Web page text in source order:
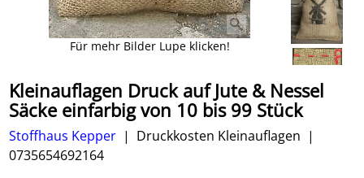
Für mehr Bilder Lupe klicken!
Kleinauflagen Druck auf Jute & Nessel
Säcke einfarbig von 10 bis 99 Stück
Stoffhaus Kepper
Druckkosten Kleinauflagen
0735654692164